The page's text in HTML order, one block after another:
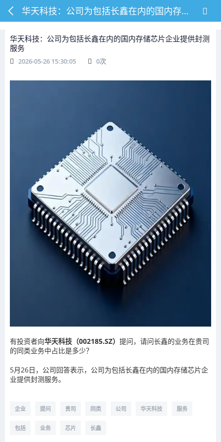
华天科技：公司为包括长鑫在内的国内存储芯片企业提供封测服务
华天科技：公司为包括长鑫在内的国内存储芯片企业提供封测
服务
2026-05-26 15:30:05 0次
有投资者向华天科技 （002185.SZ） 提问，请问长鑫的业务在贵司
的同类业务中占比是多少？
5月26日，公司回答表示，公司为包括长鑫在内的国内存储芯片企
业提供封测服务。
企业 提问 贵司 同类 公司 华天科技 服务
包括 业务 芯片 长鑫